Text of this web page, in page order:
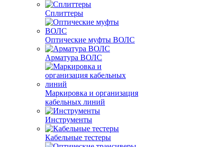
Сплиттеры
Оптические муфты ВОЛС
Арматура ВОЛС
Маркировка и организация
кабельных линий
Инструменты
Кабельные тестеры